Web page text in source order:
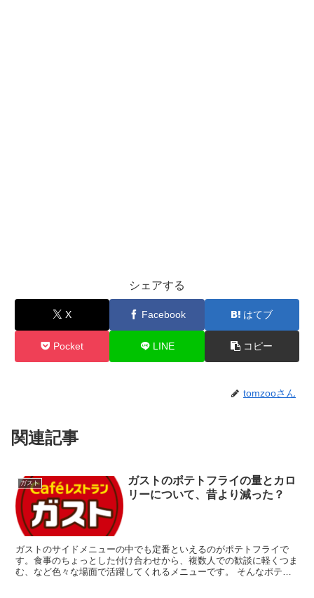
シェアする
X Facebook はてブ
Pocket LINE コピー
tomzooさん
関連記事
ガスト
ガストのポテトフライの量とカロ
リーについて、昔より減った？
ガストのサイドメニューの中でも定番といえるのがポテトフライで
す。食事のちょっとした付け合わせから、複数人での歓談に軽くつま
む、など色々な場面で活躍してくれるメニューです。 そんなポテト